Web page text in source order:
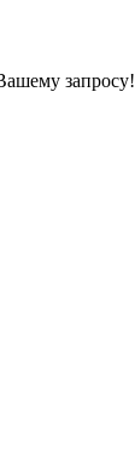
запросу!